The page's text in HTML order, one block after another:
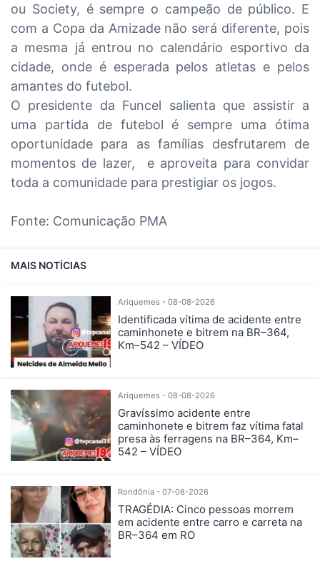
ou Society, é sempre o campeão de público. E
com a Copa da Amizade não será diferente, pois
a mesma já entrou no calendário esportivo da
cidade, onde é esperada pelos atletas e pelos
amantes do futebol.
O presidente da Funcel salienta que assistir a
uma partida de futebol é sempre uma ótima
oportunidade para as famílias desfrutarem de
momentos de lazer, e aproveita para convidar
toda a comunidade para prestigiar os jogos.
Fonte: Comunicação PMA
MAIS NOTÍCIAS
Ariquemes - 08-08-2026
Identificada vítima de acidente entre
caminhonete e bitrem na BR–364,
Km–542 – VÍDEO
Ariquemes - 08-08-2026
Gravíssimo acidente entre
caminhonete e bitrem faz vítima fatal
presa às ferragens na BR–364, Km–
542 – VÍDEO
Rondônia - 07-08-2026
TRAGÉDIA: Cinco pessoas morrem
em acidente entre carro e carreta na
BR–364 em RO